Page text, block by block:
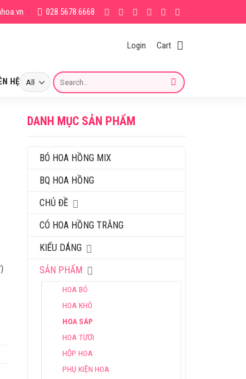
028.5678.6668
Login Cart
HỆ
Search
for:
DANH MỤC SẢN PHẨM
BÓ HOA HỒNG MIX
BQ HOA HỒNG
CHỦ ĐỀ
CÓ HOA HỒNG TRẮNG
KIỂU DÁNG
SẢN PHẨM
HOA BÓ
HOA KHÔ
HOA SÁP
HOA TƯƠI
HỘP HOA
PHỤ KIỆN HOA